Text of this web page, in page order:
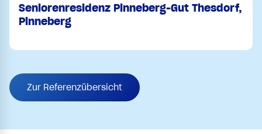
Seniorenresidenz Pinneberg-Gut Thesdorf,
Pinneberg
Zur Referenzübersicht